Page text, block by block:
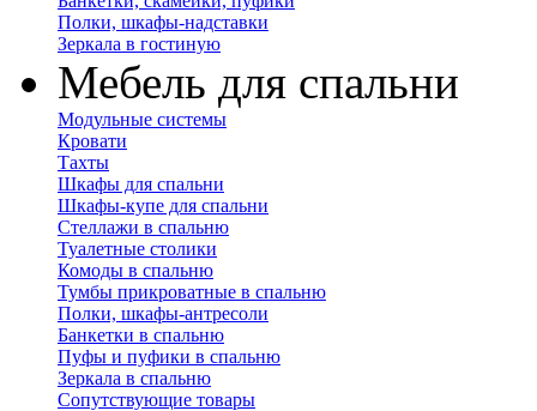
Полки, шкафы-надставки
Зеркала в гостиную
Мебель для спальни
Модульные системы
Кровати
Тахты
Шкафы для спальни
Шкафы-купе для спальни
Стеллажи в спальню
Туалетные столики
Комоды в спальню
Тумбы прикроватные в спальню
Полки, шкафы-антресоли
Банкетки в спальню
Пуфы и пуфики в спальню
Зеркала в спальню
Сопутствующие товары